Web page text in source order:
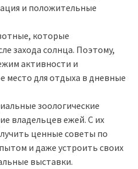
и положительные
которые
захода солнца. Поэтому,
активности и
место для отдыха в дневные
зоологические
владельцев ежей. С их
ценные советы по
и даже устроить своих
выставки.